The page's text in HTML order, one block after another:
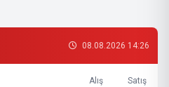
08.08.2026 14:26
Alış Satış